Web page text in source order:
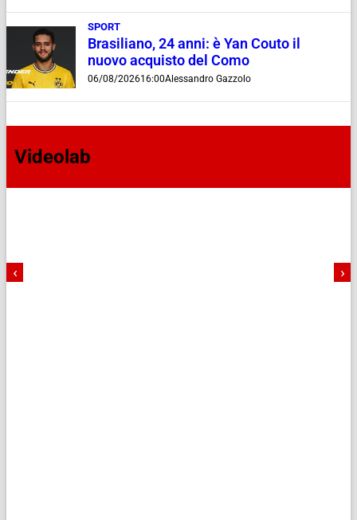
SPORT
Brasiliano, 24 anni: è Yan Couto il
nuovo acquisto del Como
06/08/202616:00Alessandro Gazzolo
Videolab
‹ ›